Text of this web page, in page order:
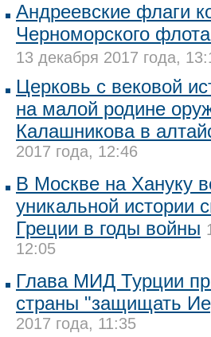
Андреевские флаги
Черноморского
13 декабря 2017 года,
Церковь с вековой
на малой родине
Калашникова в
2017 года, 12:46
В Москве на Хануку
уникальной истории
Греции в годы войны
12:05
Глава МИД Турции
страны "защищать
2017 года, 11:35